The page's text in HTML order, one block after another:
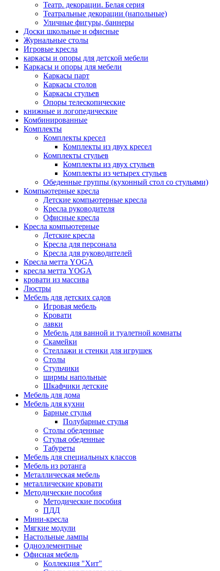
Театр. декорации. Белая серия
Театральные декорации (напольные)
Уличные фигуры, баннеры
Доски школьные и офисные
Журнальные столы
Игровые кресла
каркасы и опоры для детской мебели
Каркасы и опоры для мебели
Каркасы парт
Каркасы столов
Каркасы стульев
Опоры телескопические
книжные и логопедические
Комбинированные
Комплекты
Комплекты кресел
Комплекты из двух кресел
Комплекты стульев
Комплекты из двух стульев
Комплекты из четырех стульев
Обеденные группы (кухонный стол со стульями)
Компьютерные кресла
Детские компьютерные кресла
Кресла руководителя
Офисные кресла
Кресла компьютерные
Детские кресла
Кресла для персонала
Кресла для руководителей
Кресла метта YOGA
кресла метта YOGA
кровати из массива
Люстры
Мебель для детских садов
Игровая мебель
Кровати
лавки
Мебель для ванной и туалетной комнаты
Скамейки
Стеллажи и стенки для игрушек
Столы
Стульчики
ширмы напольные
Шкафчики детские
Мебель для дома
Мебель для кухни
Барные стулья
Полубарные стулья
Столы обеденные
Стулья обеденные
Табуреты
Мебель для специальных классов
Мебель из ротанга
Металлическая мебель
металлические кровати
Методические пособия
Методические пособия
ПДД
Мини-кресла
Мягкие модули
Настольные лампы
Одноэлементные
Офисная мебель
Коллекция "Хит"